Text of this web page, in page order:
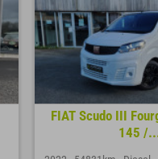
FIAT Scudo III
145 /